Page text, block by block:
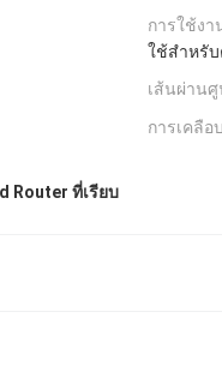
การใช้งา
ใช้สำหรั
เส้นผ่าน
การเคลือ
Router ที่เรียบ